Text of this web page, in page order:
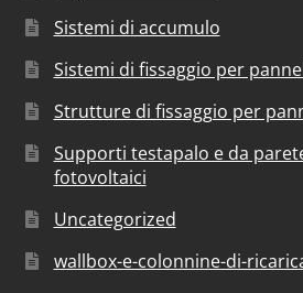
Sistemi di accumulo
Sistemi di fissaggio per
Strutture di fissaggio per
Supporti testapalo e da
fotovoltaici
Uncategorized
wallbox-e-colonnine-di-